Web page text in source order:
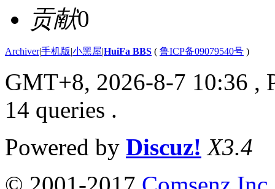
贡献0
Archiver|手机版|小黑屋|HuiFa BBS ( 鲁ICP备09079540号 )
GMT+8, 2026-8-7 10:36 ,
14 queries .
Powered by Discuz! X3.4